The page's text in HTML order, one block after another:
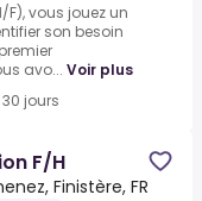
vous jouez un
son besoin
avo... Voir plus
jours
F/H
Finistère, FR